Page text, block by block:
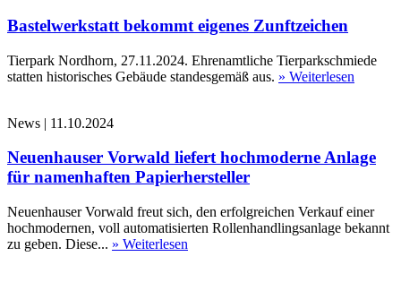
Bastelwerkstatt bekommt eigenes Zunftzeichen
Tierpark Nordhorn, 27.11.2024. Ehrenamtliche Tierparkschmiede
statten historisches Gebäude standesgemäß aus. » Weiterlesen
News | 11.10.2024
Neuenhauser Vorwald liefert hochmoderne Anlage
für namenhaften Papierhersteller
Neuenhauser Vorwald freut sich, den erfolgreichen Verkauf einer
hochmodernen, voll automatisierten Rollenhandlingsanlage bekannt
zu geben. Diese... » Weiterlesen